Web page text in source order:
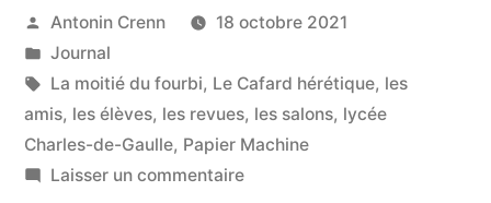
se
à
l’autre »
Publié
par
Antonin Crenn
18 octobre 2021
Publié
dans
Journal
Étiquettes :
La moitié du fourbi, Le Cafard hérétique, les
amis, les élèves, les revues, les salons, lycée
Charles-de-Gaulle, Papier Machine
Laisser un commentairesur